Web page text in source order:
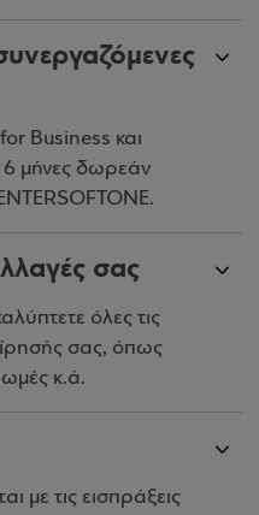
Business και
μήνες δωρεάν
σας
όλες τις
σας, όπως
κ.ά.
με τις εισπράξεις